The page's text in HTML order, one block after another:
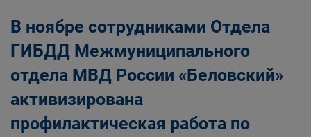
В ноябре сотрудниками Отдела
ГИБДД Межмуниципального
отдела МВД России «Беловский»
активизирована
профилактическая работа по